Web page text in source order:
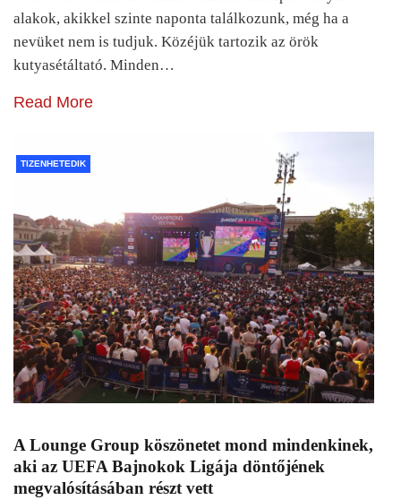
alakok, akikkel szinte naponta találkozunk, még ha a
nevüket nem is tudjuk. Közéjük tartozik az örök
kutyasétáltató. Minden…
Read More
TIZENHETEDIK
A Lounge Group köszönetet mond mindenkinek,
aki az UEFA Bajnokok Ligája döntőjének
megvalósításában részt vett